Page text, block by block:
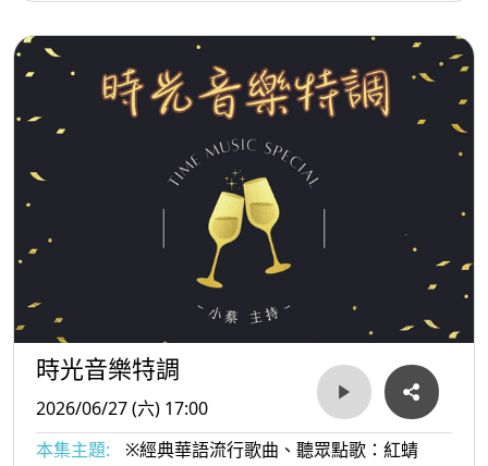
時光音樂特調
2026/06/27 (六) 17:00
本集主題:
※經典華語流行歌曲、聽眾點歌：紅蜻